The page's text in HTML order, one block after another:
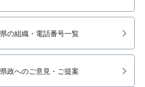
県の組織・電話番号一覧
県政へのご意見・ご提案